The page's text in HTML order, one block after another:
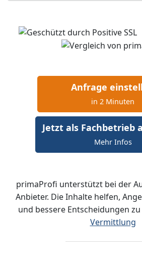
Anfrage
in 2 Minuten
Jetzt als Fachbetrieb
Mehr Infos
primaProfi unterstützt bei der
Anbieter. Die Inhalte helfen,
und bessere Entscheidungen
Vermittlung